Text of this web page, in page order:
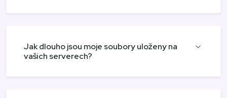
Jak dlouho jsou moje soubory uloženy na
vašich serverech?